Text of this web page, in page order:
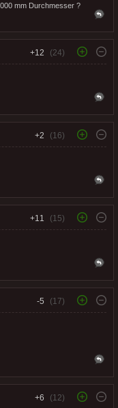
mm Durchmesser ?
+12 (24)
+2 (16)
+11 (15)
-5 (17)
+6 (12)